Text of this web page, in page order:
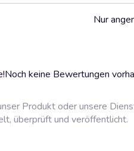
Noch keine Bewertungen
Nur
Produkt oder unsere
überprüft und veröffentlicht.